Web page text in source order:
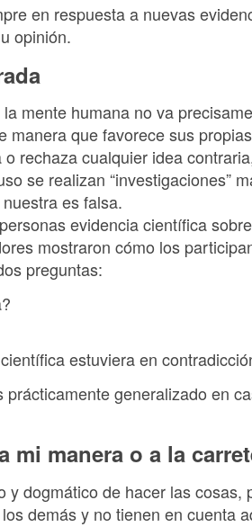
en respuesta a nuevas
opinión.
mente humana no va
manera que favorece sus
rechaza cualquier idea
se realizan “investigaciones”
es falsa.
evidencia científica
mostraron cómo los
preguntas:
estuviera en
generalizado en
manera o a la
dogmático de hacer las cosas,
demás y no tienen en cuenta